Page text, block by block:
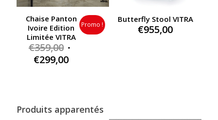
Chaise Panton
Ivoire Edition
Limitée VITRA
€359,00 Original
price
€299,00Current
Promo !
Butterfly Stool VITRA
€955,00
Produits apparentés